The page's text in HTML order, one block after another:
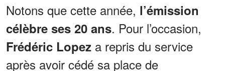
Notons que cette année, l’émission
célèbre ses 20 ans. Pour l’occasion,
Frédéric Lopez a repris du service
après avoir cédé sa place de